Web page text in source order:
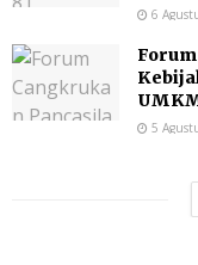
6
5